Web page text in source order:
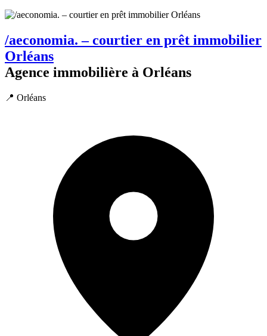
/aeconomia. – courtier en prêt immobilier
Orléans
Agence immobilière à Orléans
📍 Orléans